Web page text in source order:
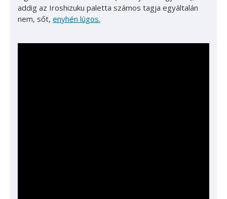
addig az Iroshizuku paletta számos tagja egyáltalán
nem, sőt, enyhén lúgos.